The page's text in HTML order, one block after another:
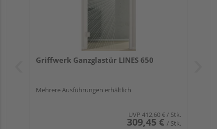
Griffwerk Ganzglastür LINES 650
Mehrere Ausführungen erhältlich
UVP 412,60 €/ Stk.
309,45 € / Stk.